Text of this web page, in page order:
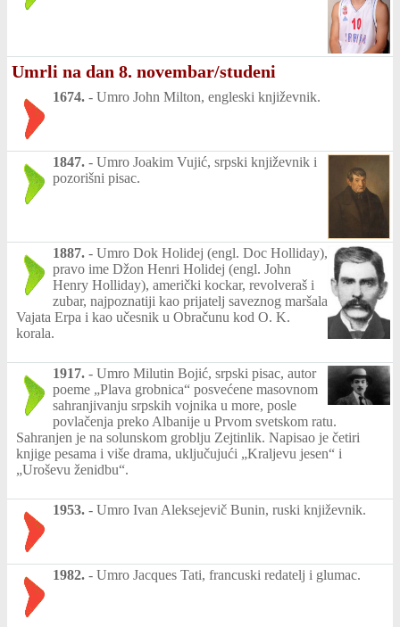
Umrli na dan 8. novembar/studeni
1674. - Umro John Milton, engleski književnik.
1847. - Umro Joakim Vujić, srpski književnik i
pozorišni pisac.
1887. - Umro Dok Holidej (engl. Doc Holliday),
pravo ime Džon Henri Holidej (engl. John
Henry Holliday), američki kockar, revolveraš i
zubar, najpoznatiji kao prijatelj saveznog maršala
Vajata Erpa i kao učesnik u Obračunu kod O. K.
korala.
1917. - Umro Milutin Bojić, srpski pisac, autor
poeme „Plava grobnica“ posvećene masovnom
sahranjivanju srpskih vojnika u more, posle
povlačenja preko Albanije u Prvom svetskom ratu.
Sahranjen je na solunskom groblju Zejtinlik. Napisao je četiri
knjige pesama i više drama, uključujući „Kraljevu jesen“ i
„Uroševu ženidbu“.
1953. - Umro Ivan Aleksejevič Bunin, ruski književnik.
1982. - Umro Jacques Tati, francuski redatelj i glumac.